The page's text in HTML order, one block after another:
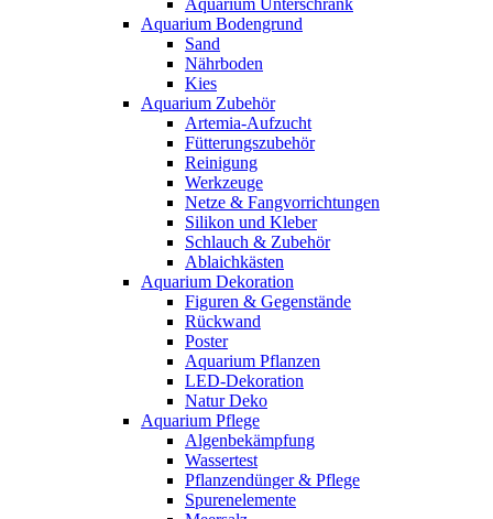
Aquarium Unterschrank
Aquarium Bodengrund
Sand
Nährboden
Kies
Aquarium Zubehör
Artemia-Aufzucht
Fütterungszubehör
Reinigung
Werkzeuge
Netze & Fangvorrichtungen
Silikon und Kleber
Schlauch & Zubehör
Ablaichkästen
Aquarium Dekoration
Figuren & Gegenstände
Rückwand
Poster
Aquarium Pflanzen
LED-Dekoration
Natur Deko
Aquarium Pflege
Algenbekämpfung
Wassertest
Pflanzendünger & Pflege
Spurenelemente